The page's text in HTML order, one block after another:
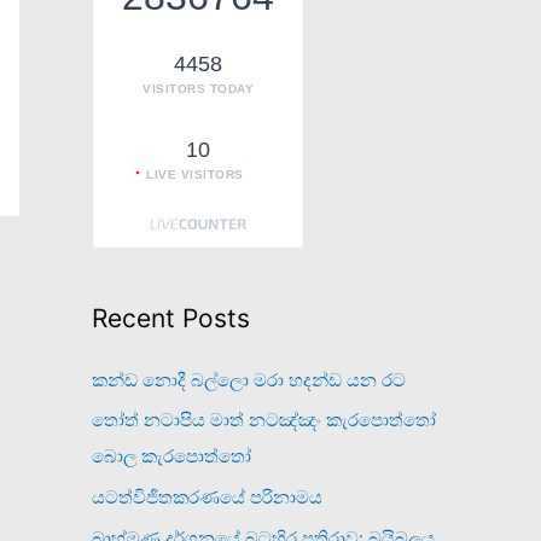
4458
VISITORS TODAY
10
LIVE VISITORS
Recent Posts
කන්ඩ නොදී බල්ලො මරා හදන්ඩ යන රට
තෝත් නටාපිය මාත් නටඤ්ඤං කැරපොත්තෝ
බොල කැරපොත්තෝ
යටත්විජිතකරණයේ පරිනාමය